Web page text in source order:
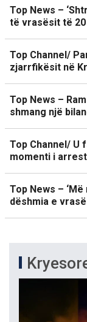
Top News –
të vrasësit të
Top Channel/
zjarrfikësit në
Top News –
shmang një
Top Channel/ U
momenti i
Top News –
dëshmia e